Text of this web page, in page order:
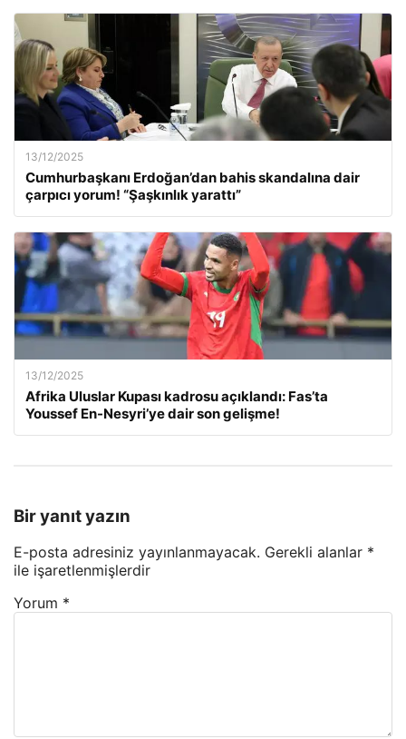
13/12/2025
Cumhurbaşkanı Erdoğan’dan bahis skandalına dair
çarpıcı yorum! “Şaşkınlık yarattı”
13/12/2025
Afrika Uluslar Kupası kadrosu açıklandı: Fas’ta
Youssef En-Nesyri’ye dair son gelişme!
Bir yanıt yazın
E-posta adresiniz yayınlanmayacak. Gerekli alanlar *
ile işaretlenmişlerdir
Yorum *